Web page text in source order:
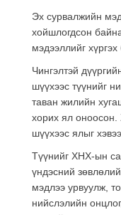
Эх сурвалжийн
хойшлогдсон
мэдээллийг хүргэх
Чингэлтэй
шүүхээс түүнийг
таван жилийн
хорих ял
шүүхээс ялыг
Түүнийг ХНХ-ын
үндэсний
мэдлээ урвуулж,
нийслэлийн